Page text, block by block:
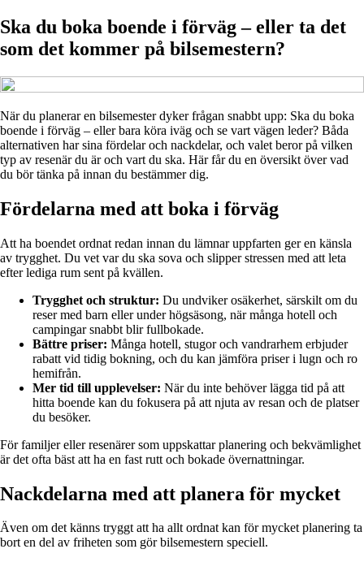
Ska du boka boende i förväg – eller ta det
som det kommer på bilsemestern?
När du planerar en bilsemester dyker frågan snabbt upp: Ska du boka
boende i förväg – eller bara köra iväg och se vart vägen leder? Båda
alternativen har sina fördelar och nackdelar, och valet beror på vilken
typ av resenär du är och vart du ska. Här får du en översikt över vad
du bör tänka på innan du bestämmer dig.
Fördelarna med att boka i förväg
Att ha boendet ordnat redan innan du lämnar uppfarten ger en känsla
av trygghet. Du vet var du ska sova och slipper stressen med att leta
efter lediga rum sent på kvällen.
Trygghet och struktur: Du undviker osäkerhet, särskilt om du
reser med barn eller under högsäsong, när många hotell och
campingar snabbt blir fullbokade.
Bättre priser: Många hotell, stugor och vandrarhem erbjuder
rabatt vid tidig bokning, och du kan jämföra priser i lugn och ro
hemifrån.
Mer tid till upplevelser: När du inte behöver lägga tid på att
hitta boende kan du fokusera på att njuta av resan och de platser
du besöker.
För familjer eller resenärer som uppskattar planering och bekvämlighet
är det ofta bäst att ha en fast rutt och bokade övernattningar.
Nackdelarna med att planera för mycket
Även om det känns tryggt att ha allt ordnat kan för mycket planering ta
bort en del av friheten som gör bilsemestern speciell.